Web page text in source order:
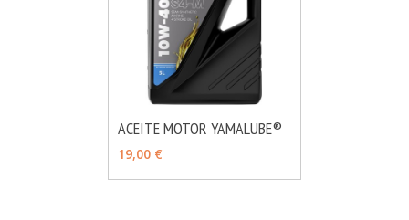
ACEITE MOTOR YAMALUBE®
19,00 €